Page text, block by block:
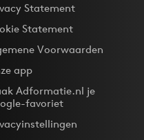
Statement
Statement
Voorwaarden
app
Adformatie.nl je
favoriet